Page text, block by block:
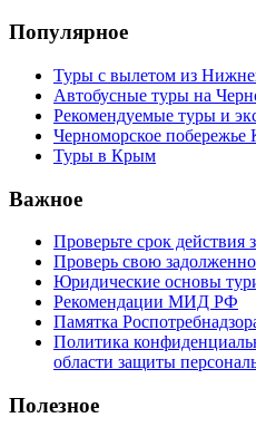
Популярное
Туры с вылетом из
Автобусные туры на
Рекомендуемые туры и
Черноморское побережье
Туры в Крым
Важное
Проверьте срок действия
Проверь свою
Юридические основы
Рекомендации МИД РФ
Памятка
Политика
области защиты
Полезное